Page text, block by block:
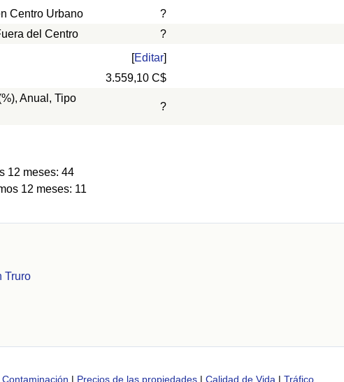
Centro Urbano
?
del Centro
?
[Editar]
3.559,10 C$
Anual, Tipo
?
12 meses: 44
12 meses: 11
Truro
Contaminación | Precios de las propiedades | Calidad de Vida | Tráfico